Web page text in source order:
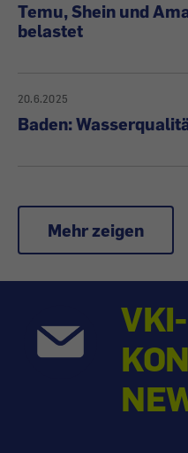
Temu, Shein und
belastet
20.6.2025
Baden:
Mehr zeigen
VKI-